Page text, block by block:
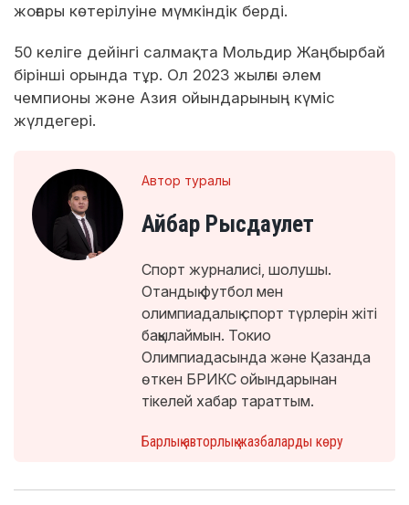
жоғары көтерілуіне мүмкіндік берді.
50 келіге дейінгі салмақта Мольдир Жаңбырбай
бірінші орында тұр. Ол 2023 жылғы әлем
чемпионы және Азия ойындарының күміс
жүлдегері.
Автор туралы
Айбар Рысдаулет
Спорт журналисі, шолушы.
Отандық футбол мен
олимпиадалық спорт түрлерін жіті
бақылаймын. Токио
Олимпиадасында және Қазанда
өткен БРИКС ойындарынан
тікелей хабар тараттым.
Барлық авторлық жазбаларды көру